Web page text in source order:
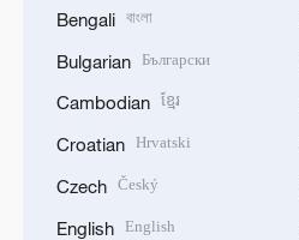
Bengali বাংলা
Bulgarian Български
Cambodian ខ្មែរ
Croatian Hrvatski
Czech Český
English English